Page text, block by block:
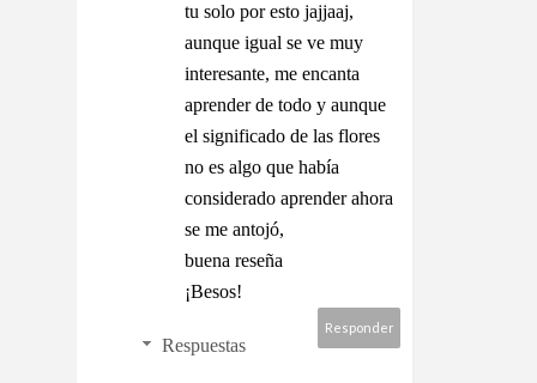
tu solo por esto jajjaaj,
aunque igual se ve muy
interesante, me encanta
aprender de todo y aunque
el significado de las flores
no es algo que había
considerado aprender ahora
se me antojó,
buena reseña
¡Besos!
Responder
Respuestas